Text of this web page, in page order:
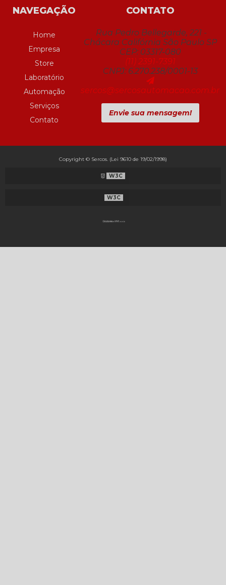
NAVEGAÇÃO
Home
Empresa
Store
Laboratório
Automação
Serviços
Contato
CONTATO
Rua Pedro Bellegarde, 221 -
Chácara Califórnia São Paulo SP
CEP: 03317-080
(11) 2391-7391
CNPJ: 6.270.238/0001-13
sercos@sercosautomacao.com.br
Envie sua mensagem!
Copyright © Sercos. (Lei 9610 de 19/02/1998)
W3C
W3C